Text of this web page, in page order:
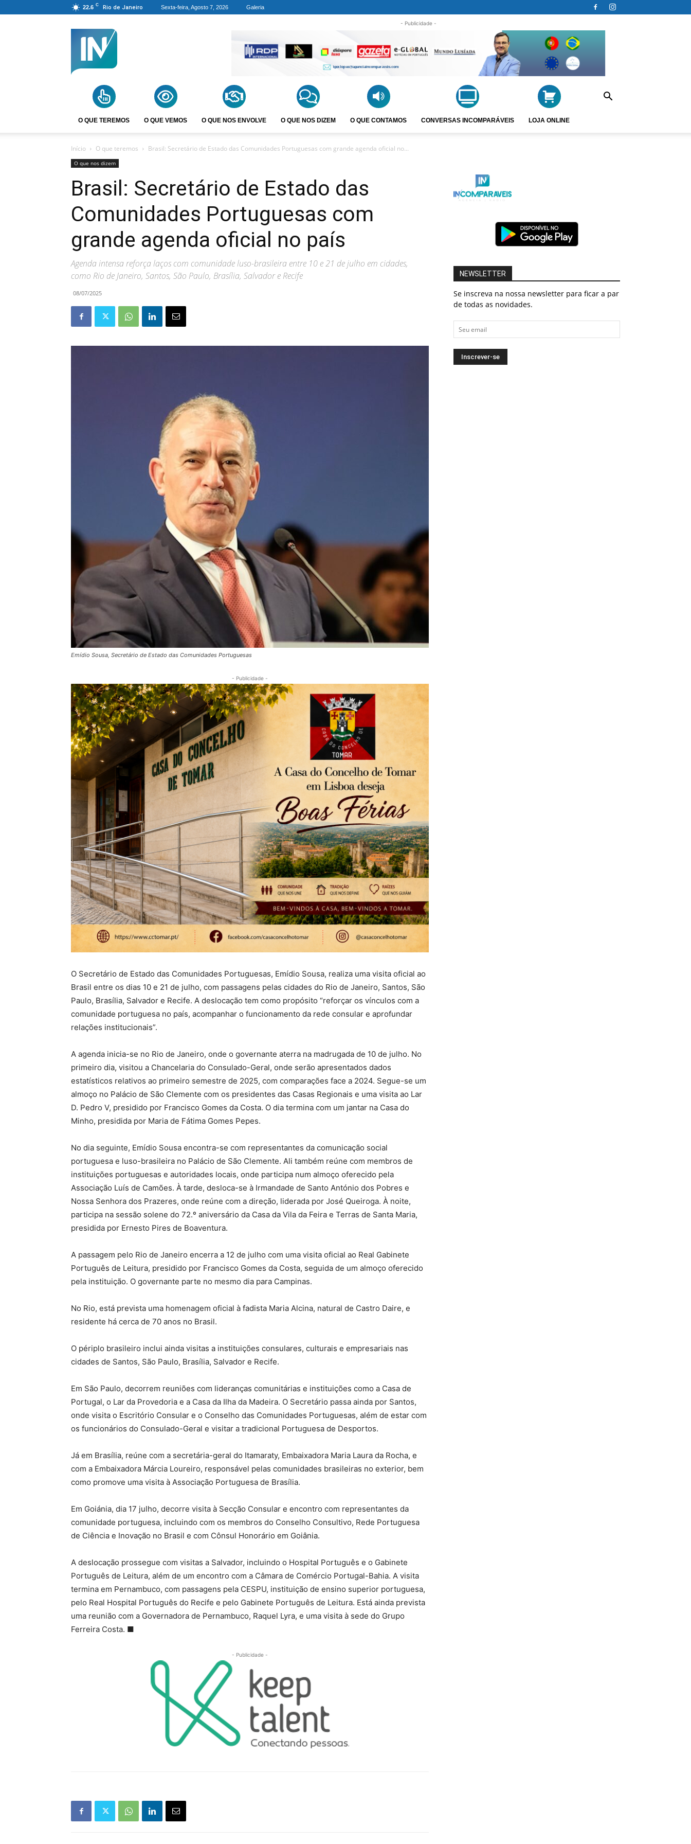
22.6 C Rio de Janeiro Sexta-feira, Agosto 7, 2026 Galeria
- Publicidade -
O QUE TEREMOS O QUE VEMOS O QUE NOS ENVOLVE O QUE NOS DIZEM O QUE CONTAMOS CONVERSAS INCOMPARÁVEIS LOJA ONLINE
Início O que teremos Brasil: Secretário de Estado das Comunidades Portuguesas com grande agenda oficial no...
O que nos dizem
Brasil: Secretário de Estado das
Comunidades Portuguesas com
grande agenda oficial no país
Agenda intensa reforça laços com comunidade luso-brasileira entre 10 e 21 de julho em cidades,
como Rio de Janeiro, Santos, São Paulo, Brasília, Salvador e Recife
08/07/2025
Emídio Sousa, Secretário de Estado das Comunidades Portuguesas
- Publicidade -
O Secretário de Estado das Comunidades Portuguesas, Emídio Sousa, realiza uma visita oficial ao
Brasil entre os dias 10 e 21 de julho, com passagens pelas cidades do Rio de Janeiro, Santos, São
Paulo, Brasília, Salvador e Recife. A deslocação tem como propósito “reforçar os vínculos com a
comunidade portuguesa no país, acompanhar o funcionamento da rede consular e aprofundar
relações institucionais”.
A agenda inicia-se no Rio de Janeiro, onde o governante aterra na madrugada de 10 de julho. No
primeiro dia, visitou a Chancelaria do Consulado-Geral, onde serão apresentados dados
estatísticos relativos ao primeiro semestre de 2025, com comparações face a 2024. Segue-se um
almoço no Palácio de São Clemente com os presidentes das Casas Regionais e uma visita ao Lar
D. Pedro V, presidido por Francisco Gomes da Costa. O dia termina com um jantar na Casa do
Minho, presidida por Maria de Fátima Gomes Pepes.
No dia seguinte, Emídio Sousa encontra-se com representantes da comunicação social
portuguesa e luso-brasileira no Palácio de São Clemente. Ali também reúne com membros de
instituições portuguesas e autoridades locais, onde participa num almoço oferecido pela
Associação Luís de Camões. À tarde, desloca-se à Irmandade de Santo António dos Pobres e
Nossa Senhora dos Prazeres, onde reúne com a direção, liderada por José Queiroga. À noite,
participa na sessão solene do 72.º aniversário da Casa da Vila da Feira e Terras de Santa Maria,
presidida por Ernesto Pires de Boaventura.
A passagem pelo Rio de Janeiro encerra a 12 de julho com uma visita oficial ao Real Gabinete
Português de Leitura, presidido por Francisco Gomes da Costa, seguida de um almoço oferecido
pela instituição. O governante parte no mesmo dia para Campinas.
No Rio, está prevista uma homenagem oficial à fadista Maria Alcina, natural de Castro Daire, e
residente há cerca de 70 anos no Brasil.
O périplo brasileiro inclui ainda visitas a instituições consulares, culturais e empresariais nas
cidades de Santos, São Paulo, Brasília, Salvador e Recife.
Em São Paulo, decorrem reuniões com lideranças comunitárias e instituições como a Casa de
Portugal, o Lar da Provedoria e a Casa da Ilha da Madeira. O Secretário passa ainda por Santos,
onde visita o Escritório Consular e o Conselho das Comunidades Portuguesas, além de estar com
os funcionários do Consulado-Geral e visitar a tradicional Portuguesa de Desportos.
Já em Brasília, reúne com a secretária-geral do Itamaraty, Embaixadora Maria Laura da Rocha, e
com a Embaixadora Márcia Loureiro, responsável pelas comunidades brasileiras no exterior, bem
como promove uma visita à Associação Portuguesa de Brasília.
Em Goiánia, dia 17 julho, decorre visita à Secção Consular e encontro com representantes da
comunidade portuguesa, incluindo com os membros do Conselho Consultivo, Rede Portuguesa
de Ciência e Inovação no Brasil e com Cônsul Honorário em Goiânia.
A deslocação prossegue com visitas a Salvador, incluindo o Hospital Português e o Gabinete
Português de Leitura, além de um encontro com a Câmara de Comércio Portugal-Bahia. A visita
termina em Pernambuco, com passagens pela CESPU, instituição de ensino superior portuguesa,
pelo Real Hospital Português do Recife e pelo Gabinete Português de Leitura. Está ainda prevista
uma reunião com a Governadora de Pernambuco, Raquel Lyra, e uma visita à sede do Grupo
Ferreira Costa. ■
- Publicidade -
NEWSLETTER
Se inscreva na nossa newsletter para ficar a par
de todas as novidades.